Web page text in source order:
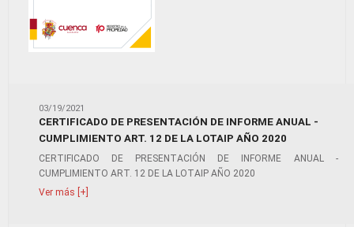
03/19/2021
CERTIFICADO DE PRESENTACIÓN DE INFORME ANUAL -
CUMPLIMIENTO ART. 12 DE LA LOTAIP AÑO 2020
CERTIFICADO DE PRESENTACIÓN DE INFORME ANUAL -
CUMPLIMIENTO ART. 12 DE LA LOTAIP AÑO 2020
Ver más [+]